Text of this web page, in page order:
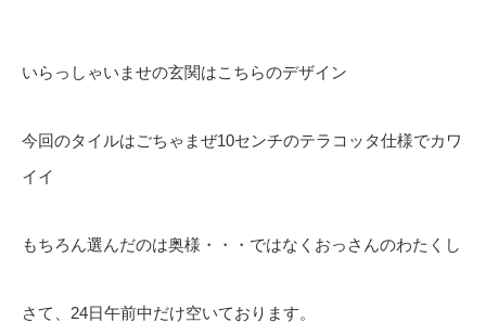
いらっしゃいませの玄関はこちらのデザイン
今回のタイルはごちゃまぜ10センチのテラコッタ仕様でカワ
イイ
もちろん選んだのは奥様・・・ではなくおっさんのわたくし
さて、24日午前中だけ空いております。